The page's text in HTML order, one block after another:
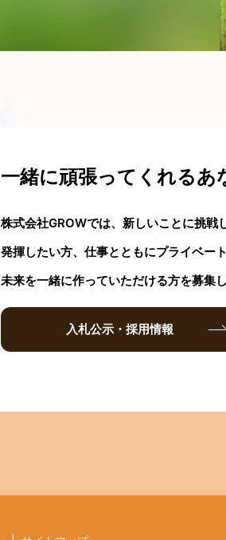
一緒に頑張ってくれるあ
株式会社GROWでは、新しいことに挑戦
発揮したい方、仕事とともにプライベー
未来を一緒に作っていただける方を募集し
入札公示・採用情報